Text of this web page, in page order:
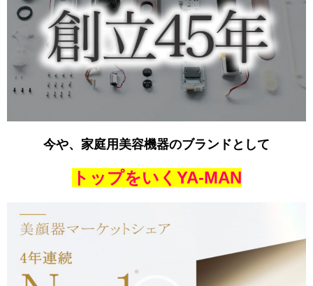
今や、家庭用美容機器のブランドとして
トップをいくYA-MAN